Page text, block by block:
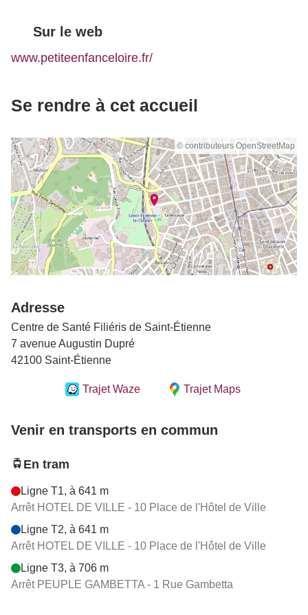
Sur le web
www.petiteenfanceloire.fr/
Se rendre à cet accueil
© contributeurs OpenStreetMap
Adresse
Centre de Santé Filiéris de Saint-Étienne
7 avenue Augustin Dupré
42100 Saint-Étienne
Trajet Waze Trajet Maps
Venir en transports en commun
En tram
Ligne T1, à 641 m
Arrêt HOTEL DE VILLE - 10 Place de l'Hôtel de Ville
Ligne T2, à 641 m
Arrêt HOTEL DE VILLE - 10 Place de l'Hôtel de Ville
Ligne T3, à 706 m
Arrêt PEUPLE GAMBETTA - 1 Rue Gambetta